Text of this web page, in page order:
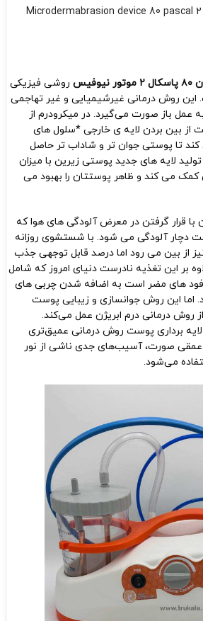
Microdermabrasion device 80 pascal
روشی فیزیکی
روش درمانی غیرشیمیایی و غیر تهاجمی
عمل باز صورت می‌گیرد. در میکرودرم از
از بین بردن لایه ی خارجی *سلول های
تا پوستی جوان تر و شاداب تر حاصل
لایه های جدید پوستی زیرین با میزان
کمک می کند و ظاهر پوستتان را بهبود می
با قرار گرفتن در معرض آلودگی های هوا که
دچار آلودگی می شود. با شستشوی روزانه
از بین می رود اما درصد قابل توجهی جذب
این تغذیه نادرست دنیای امروز که شامل
های مضر است به اضافه شدن چربی های
این روش جوانسازی و زیبایی پوست
روش درمانی درم ابریژن عمل می‌کند.
لایه برداری پوست روش درمانی عمیق‌تری
صورت، آسیب‌های جدی ناشی از نور
می‌شود.